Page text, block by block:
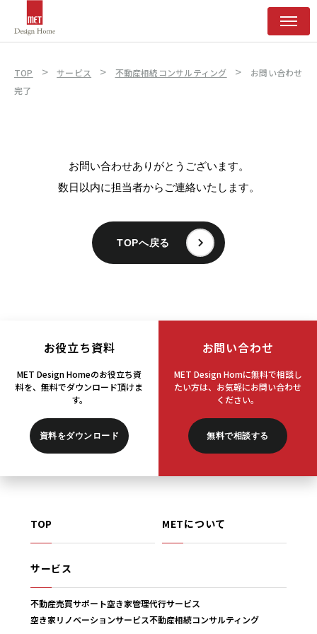
TOP > サービス > 不動産相続コンサルティング >
お問い合わせ
完了
お問い合わせありがとうございます。
数日以内に担当者からご連絡いたします。
TOPへ戻る
お役立ち資料
MET Design Homeのお役立ち資
料を、 無料でダウンロード頂けま
す。
資料をダウンロード
お問い合わせ
MET Design Homに無料で相談し
たい方は、 お気軽にお問い合わせ
ください。
無料で相談する
TOP METについて
サービス
不動産売買サポート空き家管理代行サービス
空き家リノベーションサービス不動産相続コンサルティング